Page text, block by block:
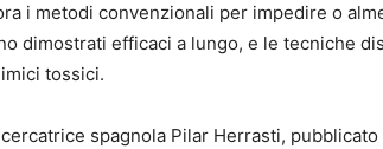
i metodi convenzionali per impedire o
dimostrati efficaci a lungo, e le tecniche
tossici.
spagnola Pilar Herrasti, pubblicato